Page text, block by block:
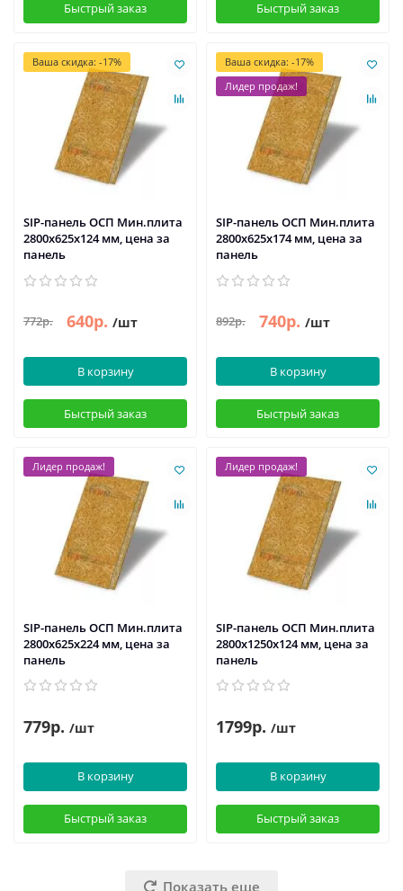
Быстрый заказ Быстрый заказ
Ваша скидка: -17%
SIP-панель ОСП Мин.плита
2800х625х124 мм, цена за
панель
772р. 640р. /шт
В корзину
Быстрый заказ
Ваша скидка: -17%
Лидер продаж!
SIP-панель ОСП Мин.плита
2800х625х174 мм, цена за
панель
892р. 740р. /шт
В корзину
Быстрый заказ
Лидер продаж!
SIP-панель ОСП Мин.плита
2800х625х224 мм, цена за
панель
779р. /шт
В корзину
Быстрый заказ
Лидер продаж!
SIP-панель ОСП Мин.плита
2800х1250х124 мм, цена за
панель
1799р. /шт
В корзину
Быстрый заказ
Показать еще